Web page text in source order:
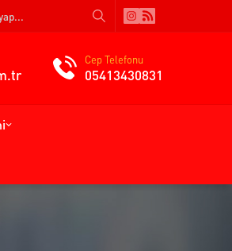
Cep Telefonu
05413430831